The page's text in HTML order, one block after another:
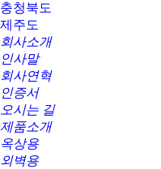
충청북도
제주도
회사소개
인사말
회사연혁
인증서
오시는 길
제품소개
옥상용
외벽용